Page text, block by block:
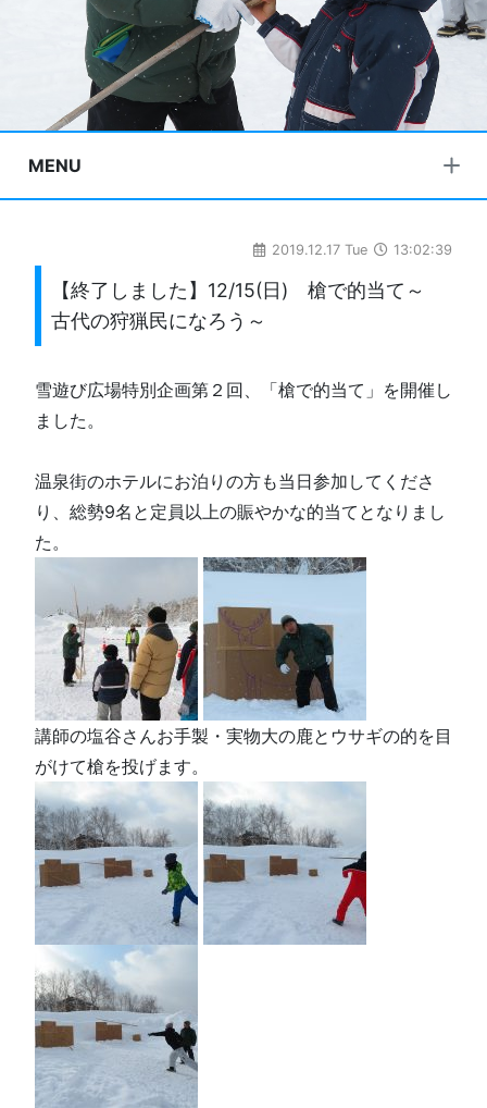
MENU
2019.12.17 Tue 13:02:39
【終了しました】12/15(日) 槍で的当て～
古代の狩猟民になろう～
雪遊び広場特別企画第２回、「槍で的当て」を開催し
ました。
温泉街のホテルにお泊りの方も当日参加してくださ
り、総勢9名と定員以上の賑やかな的当てとなりまし
た。
講師の塩谷さんお手製・実物大の鹿とウサギの的を目
がけて槍を投げます。